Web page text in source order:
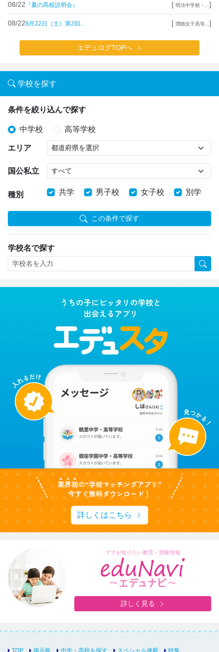
08/22 『夏の高校説明会』 [ 明法中学校・... ]
08/228月22日（土）第2回... [ 潤徳女子高等... ]
エデュログTOPへ
学校を探す
条件を絞り込んで探す
中学校 高等学校
エリア
国公私立
種別 共学 男子校 女子校 別学
この条件で探す
学校名で探す
詳しくはこちら
ママが知りたい教育・受験情報
詳しく見る
TOP 掲示板 中学・高校を探す スペシャル連載 特集